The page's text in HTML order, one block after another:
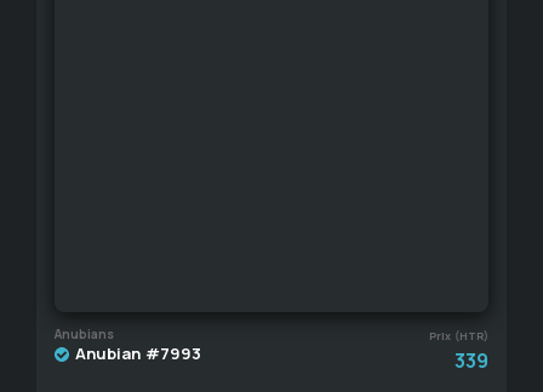
Anubians Prix (HTR)
Anubian #7993 339